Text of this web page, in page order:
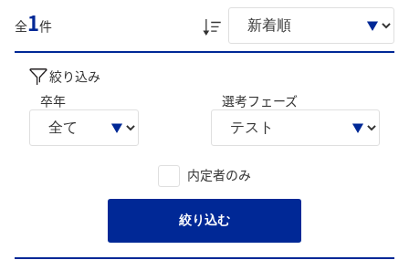
全1件
絞り込み
卒年
選考フェーズ
内定者のみ
絞り込む